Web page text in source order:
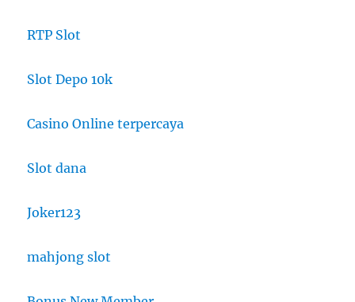
RTP Slot
Slot Depo 10k
Casino Online terpercaya
Slot dana
Joker123
mahjong slot